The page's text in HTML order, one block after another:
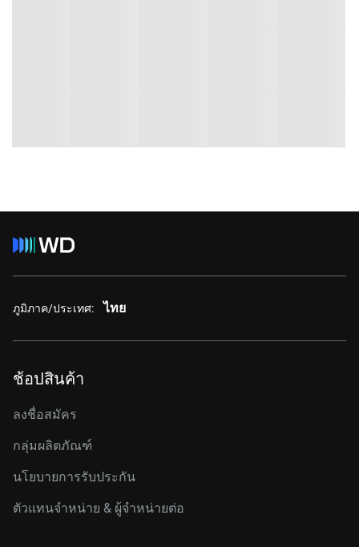
ภูมิภาค/ประเทศ: ไทย
ช้อปสินค้า
ลงชื่อสมัคร
กลุ่มผลิตภัณฑ์
นโยบายการรับประกัน
ตัวแทนจำหน่าย & ผู้จำหน่ายต่อ